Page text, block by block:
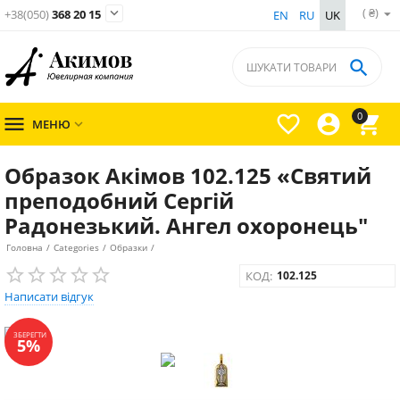
( ₴)
EN RU UK
+38(050)368 20 15 
0




 МЕНЮ 
Образок Акімов 102.125 «Святий
преподобний Сергій
Радонезький. Ангел охоронець"
Головна / Categories / Образки /
Написати відгук
КОД: 102.125
ЗБЕРЕГТИ
5%